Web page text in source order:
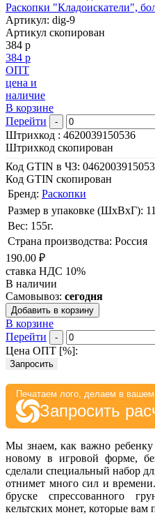
Раскопки "Кладоискатели",
Артикул: dig-9
Артикул скопирован
384 р
384 р
ОПТ
цена и
наличие
В корзине
Перейти
-
Штрихкод : 4620039150536
Штрихкод скопирован
Код GTIN в ЧЗ:
Код GTIN скопирован
Бренд: Раскопки
Размер в упаковке (ШхВxГ):
Вес: 155г.
Страна производства: Россия
190.00 ₽
ставка НДС 10%
В наличии
Самовывоз: сегодня
Добавить в корзину
В корзине
Перейти
-
Цена ОПТ [%]:
Запросить
Печатаем лого, делаем в
Запросить
Мы знаем, как важно ребенку
новому в игровой форме,
сделали специальный набор
отнимет много сил и
бруске спрессованного
кельтских монет, которые вам